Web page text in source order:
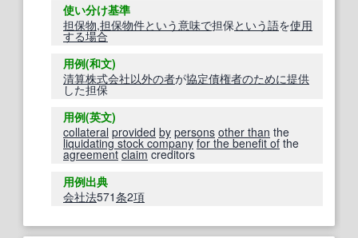
使い分け基準
担保物,担保物件という意味で担保という語を使用
する場合
用例(和文)
清算株式会社以外の者が協定債権者のために提供
した担保
用例(英文)
collateral provided by persons other than the
liquidating stock company for the benefit of the
agreement claimcreditors
用例出典
会社法571条2項